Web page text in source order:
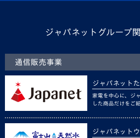
ジャパネットグループ
通信販売事業
ジャパネット
家電を中心に、ジ
した商品だけをご
ジャパネット